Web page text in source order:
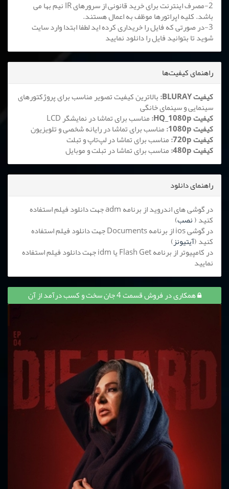
2-مصرف اینترنت برای خرید قانونی از سرورهای IR نیم بها می
باشد. کلیه اپراتورها موظف به اعمال هستند.
3-در صورتی که فایل را خریداری کرده اید لطفا ابتدا وارد سایت
شوید تا بتوانید فایل را دانلود نمایید
راهنمای کیفیت‌ها
کیفیت BLURAY:
بالاترین کیفیت تصویر مناسب برای پروژکتورهای
سینمایی و سینمای خانگی
کیفیت HQ_1080p: مناسب برای تماشا در نمایشگر LCD
کیفیت 1080p: مناسب برای تماشا در رایانه شخصی و تلویزیون
کیفیت 720p: مناسب برای تماشا در لپ‌تاپ و تبلت
کیفیت 480p: مناسب برای تماشا در تبلت و موبایل
راهنمای دانلود
در گوشی های اندروید از برنامه adm جهت دانلود فیلم استفاده
کنید (نصب)
در گوشی ios از برنامه Documents جهت دانلود فیلم استفاده
کنید (آیتیونز)
در کامپیوتر از برنامه Flash Get یا idm جهت دانلود فیلم استفاده
نمایید
همکاری در فروش قسمت 4 جان سخت و کسب درآمد از آن